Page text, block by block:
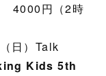
円（2時
日）Talk
Kids 5th